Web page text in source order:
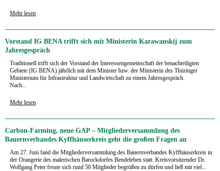
Mehr lesen
Vorstand IG BENA trifft sich mit Ministerin Karawanskij zum
Jahresgespräch
Traditionell trifft sich der Vorstand der Interessengemeinschaft der benachteiligten
Gebiete (IG BENA) jährlich mit dem Minister bzw. der Ministerin des Thüringer
Ministerium für Infrastruktur und Landwirtschaft zu einem Jahresgespräch.
Nach...
Mehr lesen
Carbon-Farming, neue GAP – Mitgliederversammlung des
Bauernverbandes Kyffhäuserkreis geht die großen Fragen an
Am 27. Juni fand die Mitgliederversammlung des Bauernverbandes Kyffhäuserkreis in
der Orangerie des malerischen Barockdorfes Bendeleben statt. Kreisvorsitzender Dr.
Wolfgang Peter freute sich rund 50 Mitglieder begrüßen zu dürfen und ließ mit viel...